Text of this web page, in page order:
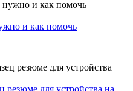
и как помочь